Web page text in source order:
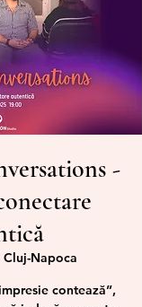
-
Cluj-Napoca
contează”,